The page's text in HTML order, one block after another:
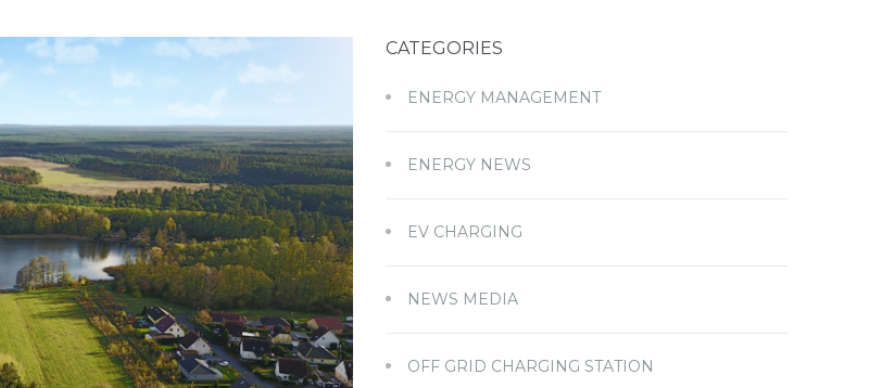
CATEGORIES
ENERGY MANAGEMENT
ENERGY NEWS
EV CHARGING
NEWS MEDIA
OFF GRID CHARGING STATION